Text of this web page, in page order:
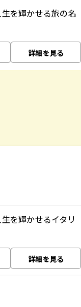
を輝かせる旅の名
詳細を見る
を輝かせるイタリ
詳細を見る